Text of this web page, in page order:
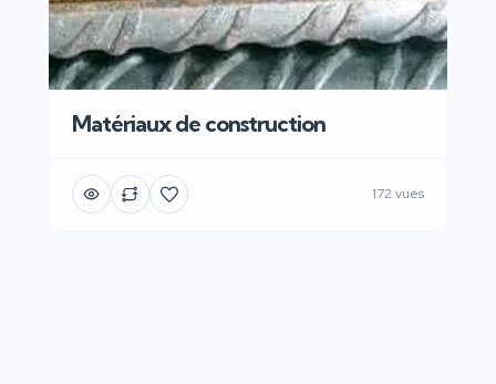
Matériaux de construction
172 vues